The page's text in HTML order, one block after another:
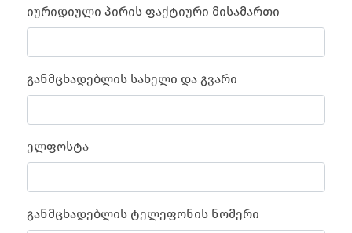
იურიდიული პირის ფაქტიური მისამართი
განმცხადებლის სახელი და გვარი
ელფოსტა
განმცხადებლის ტელეფონის ნომერი